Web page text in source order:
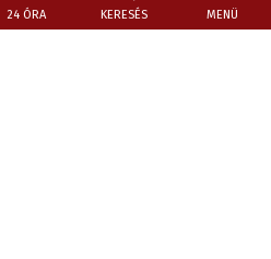
24 ÓRA KERESÉS MENÜ